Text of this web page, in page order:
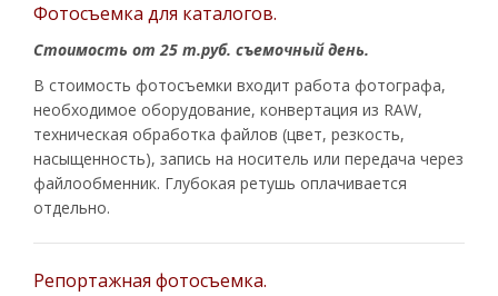
Фотосъемка для каталогов.
Стоимость от 25 т.руб. съемочный день.
В стоимость фотосъемки входит работа фотографа,
необходимое оборудование, конвертация из RAW,
техническая обработка файлов (цвет, резкость,
насыщенность), запись на носитель или передача через
файлообменник. Глубокая ретушь оплачивается
отдельно.
Репортажная фотосъемка.